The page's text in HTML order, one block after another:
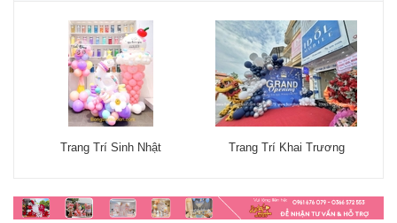
Trang Trí Sinh Nhật Trang Trí Khai Trương